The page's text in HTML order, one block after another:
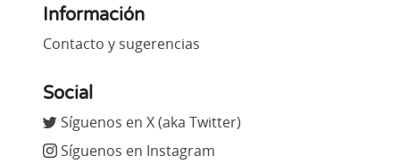
Información
Contacto y sugerencias
Social
Síguenos en X (aka Twitter)
Síguenos en Instagram